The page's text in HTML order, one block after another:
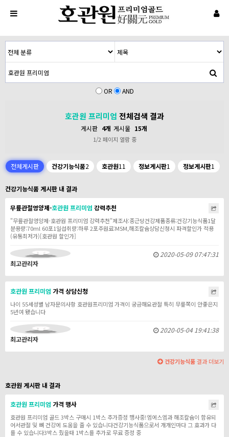
OR AND
호관원 프리미엄 전체검색 결과
게시판 4개 게시물 15개
1/2 페이지 열람 중
전체게시판 건강기능식품2 호관원11 정보게시판1 정보게시판1
건강기능식품 게시판 내 결과
무릎관절영양제-호관원 프리미엄 강력추천
"무릎관절영양제-호관원 프리미엄 강력추천"제조사:종근당건강제품종류:건강기능식품1달
분용량:70ml 60포1일섭취량:하루 2포주원료:MSM,해조칼슘상담신청시 파격할인가 적용
(유통최저가)[호관원 할인가]
최고관리자
2020-05-09 07:47:31
호관원 프리미엄 가격 상담신청
나이 55세성별 남자문의사항 호관원프리미엄 가격이 궁금해요관절 특히 무릎쪽이 안좋은지
5년여 됐습니다
최고관리자
2020-05-04 19:41:38
건강기능식품결과 더보기
호관원 게시판 내 결과
호관원 프리미엄 가격 행사
호관원 프리미엄 골드 3박스 구매시 1박스 추가증정 행사중!엠에스엠과 해조칼슘이 함유되
어서관절 및 뼈 건강에 도움을 줄 수 있습니다건강기능식품으로서 개개인마다 그 효과가 다
를 수 있습니다3박스 줬을때 1박스를 추가로 무료 증정 중